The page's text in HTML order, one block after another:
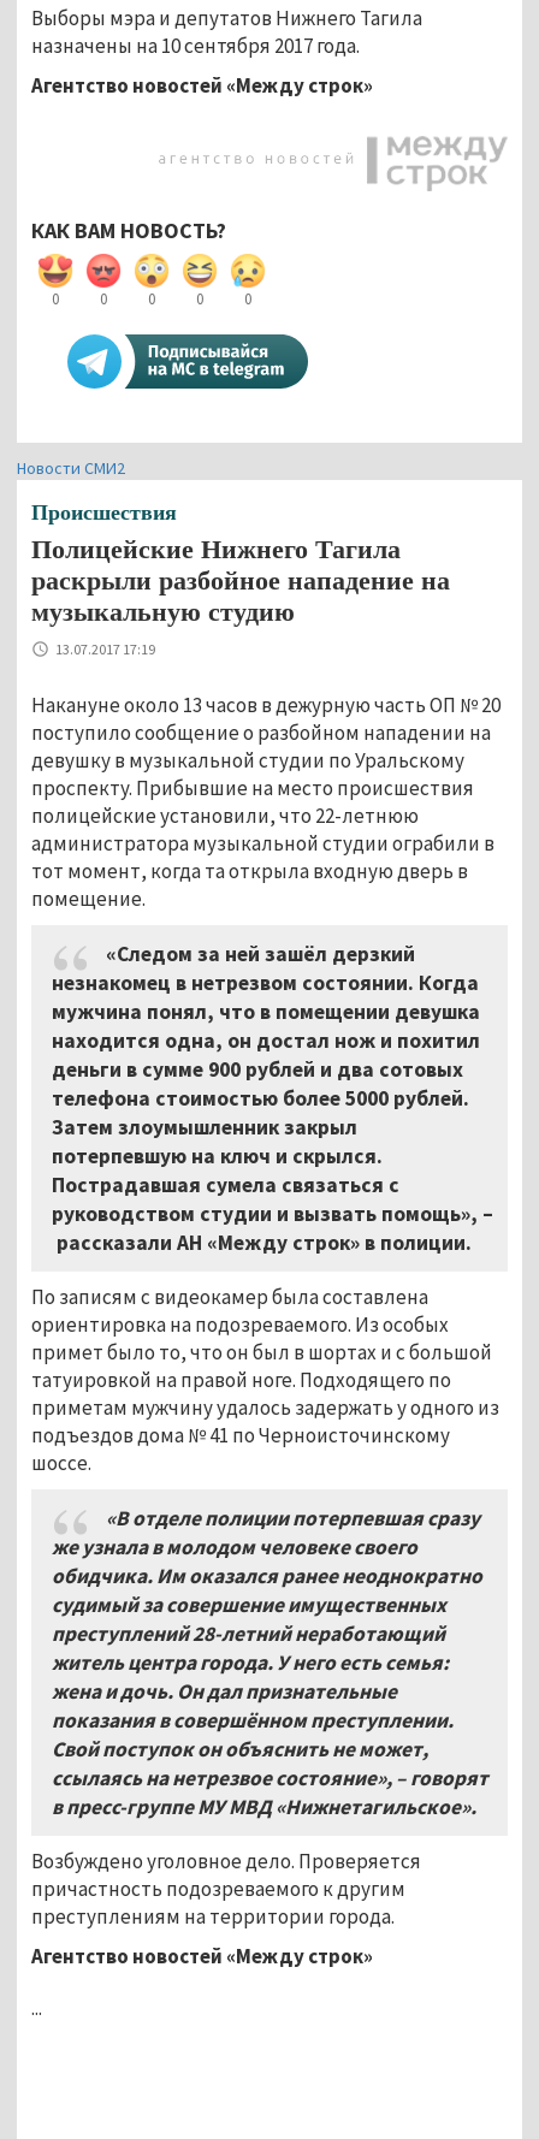
Выборы мэра и депутатов Нижнего Тагила
назначены на 10 сентября 2017 года.
Агентство новостей «Между строк»
КАК ВАМ НОВОСТЬ?
0 0 0 0 0
Новости СМИ2
Происшествия
Полицейские Нижнего Тагила
раскрыли разбойное нападение на
музыкальную студию
13.07.2017 17:19
Накануне около 13 часов в дежурную часть ОП № 20
поступило сообщение о разбойном нападении на
девушку в музыкальной студии по Уральскому
проспекту. Прибывшие на место происшествия
полицейские установили, что 22-летнюю
администратора музыкальной студии ограбили в
тот момент, когда та открыла входную дверь в
помещение.
«Следом за ней зашёл дерзкий
незнакомец в нетрезвом состоянии. Когда
мужчина понял, что в помещении девушка
находится одна, он достал нож и похитил
деньги в сумме 900 рублей и два сотовых
телефона стоимостью более 5000 рублей.
Затем злоумышленник закрыл
потерпевшую на ключ и скрылся.
Пострадавшая сумела связаться с
руководством студии и вызвать помощь», –
рассказали АН «Между строк» в полиции.
По записям с видеокамер была составлена
ориентировка на подозреваемого. Из особых
примет было то, что он был в шортах и с большой
татуировкой на правой ноге. Подходящего по
приметам мужчину удалось задержать у одного из
подъездов дома № 41 по Черноисточинскому
шоссе.
«В отделе полиции потерпевшая сразу
же узнала в молодом человеке своего
обидчика. Им оказался ранее неоднократно
судимый за совершение имущественных
преступлений 28-летний неработающий
житель центра города. У него есть семья:
жена и дочь. Он дал признательные
показания в совершённом преступлении.
Свой поступок он объяснить не может,
ссылаясь на нетрезвое состояние», –говорят
в пресс-группе МУ МВД «Нижнетагильское».
Возбуждено уголовное дело. Проверяется
причастность подозреваемого к другим
преступлениям на территории города.
Агентство новостей «Между строк»
...